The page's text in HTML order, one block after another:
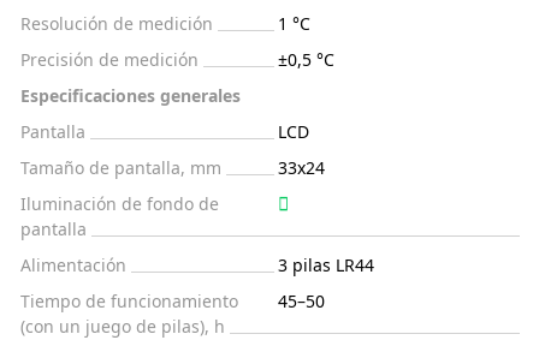
Resolución de medición
1 °C
Precisión de medición
±0,5 °C
Especificaciones generales
Pantalla
LCD
Tamaño de pantalla, mm
33x24
Iluminación de fondo de
pantalla
Alimentación
3 pilas LR44
Tiempo de funcionamiento
(con un juego de pilas), h
45–50